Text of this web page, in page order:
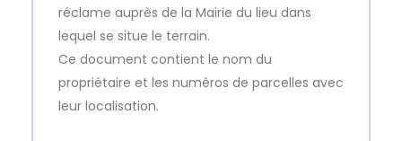
réclame auprès de la Mairie du lieu dans
lequel se situe le terrain.
Ce document contient le nom du
propriétaire et les numéros de parcelles avec
leur localisation.